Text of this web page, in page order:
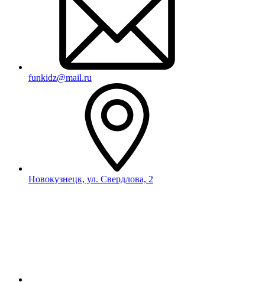
funkidz@mail.ru
Новокузнецк, ул. Свердлова, 2